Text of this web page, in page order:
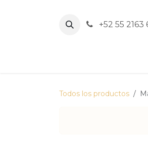
+52 55 2163
Todos los productos